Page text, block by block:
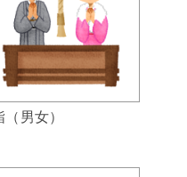
男女）